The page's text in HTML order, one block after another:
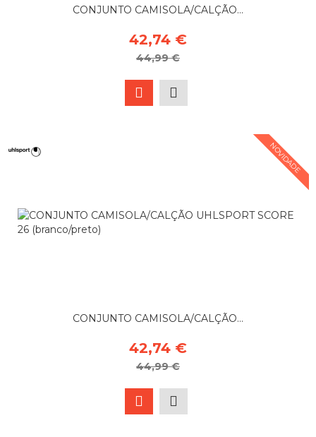
CONJUNTO CAMISOLA/CALÇÃO...
42,74 €
44,99 €
NOVIDADE
CONJUNTO CAMISOLA/CALÇÃO...
42,74 €
44,99 €